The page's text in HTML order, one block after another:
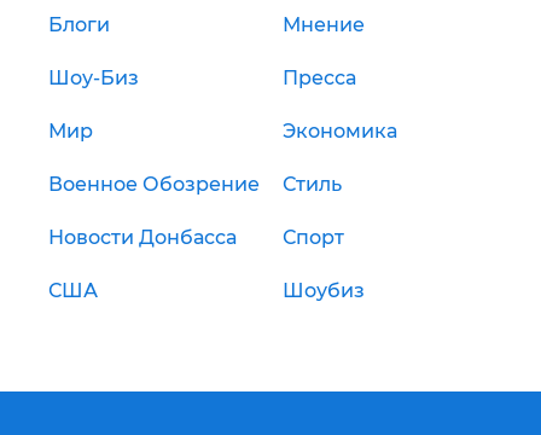
Блоги Мнение
Шоу-Биз Пресса
Мир Экономика
Военное Обозрение Стиль
Новости Донбасса Спорт
США Шоубиз